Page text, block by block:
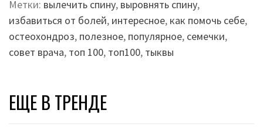
Метки: вылечить спину, выровнять спину,
избавиться от болей, интересное, как помочь себе,
остеохондроз, полезное, популярное, семечки,
совет врача, топ 100, топ100, тыквы
ЕЩЕ В ТРЕНДЕ